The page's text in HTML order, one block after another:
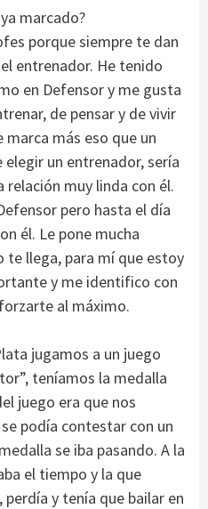
marcado?
porque siempre te dan
entrenador. He tenido
en Defensor y me gusta
de pensar y de vivir
más eso que un
un entrenador, sería
relación muy linda con él.
pero hasta el día
él. Le pone mucha
te llega, para mí que estoy
y me identifico con
al máximo.
jugamos a un juego
teníamos la medalla
juego era que nos
podía contestar con un
se iba pasando. A la
el tiempo y la que
y tenía que bailar en